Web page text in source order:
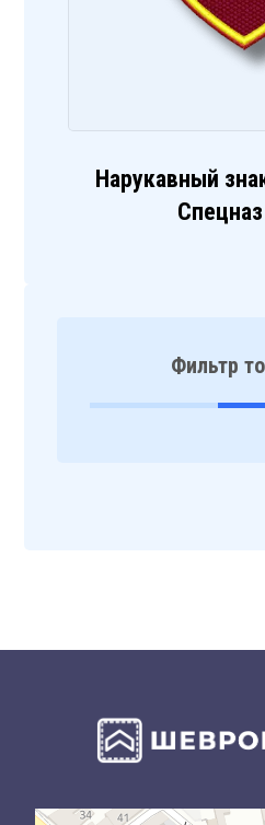
Нарукавный
Фильтр